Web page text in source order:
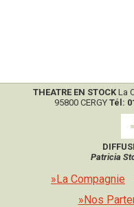
THEATRE EN STOCKLa
95800 CERGY Tél:
Patricia
»La Compagnie
»Nos